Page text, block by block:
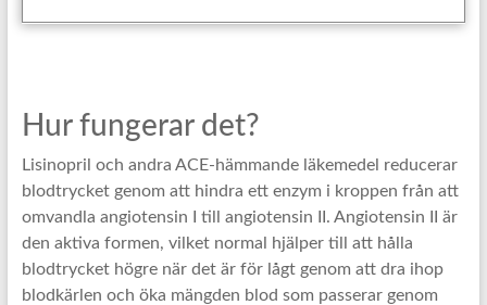
Hur fungerar det?
Lisinopril och andra ACE-hämmande läkemedel reducerar
blodtrycket genom att hindra ett enzym i kroppen från att
omvandla angiotensin I till angiotensin II. Angiotensin II är
den aktiva formen, vilket normal hjälper till att hålla
blodtrycket högre när det är för lågt genom att dra ihop
blodkärlen och öka mängden blod som passerar genom